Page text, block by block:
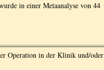
in einer Metaanalyse von 44
Operation in der Klinik und/oder